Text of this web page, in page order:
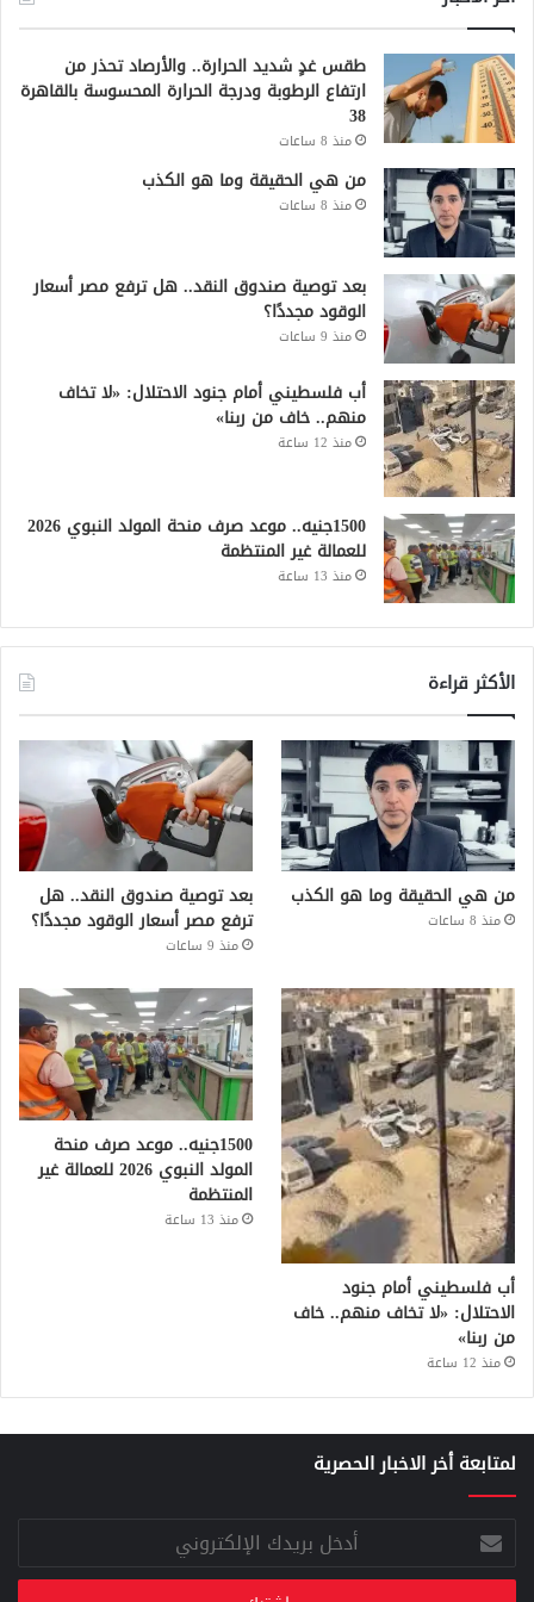
طقس غدٍ شديد الحرارة.. والأرصاد تحذر من
ارتفاع الرطوبة ودرجة الحرارة المحسوسة بالقاهرة
38
منذ 8 ساعات
من هي الحقيقة وما هو الكذب
منذ 8 ساعات
بعد توصية صندوق النقد.. هل ترفع مصر أسعار
الوقود مجددًا؟
منذ 9 ساعات
أب فلسطيني أمام جنود الاحتلال: «لا تخاف
منهم.. خاف من ربنا»
منذ 12 ساعة
1500جنيه.. موعد صرف منحة المولد النبوي 2026
للعمالة غير المنتظمة
منذ 13 ساعة
الأكثر قراءة
من هي الحقيقة وما هو الكذب
منذ 8 ساعات
بعد توصية صندوق النقد.. هل
ترفع مصر أسعار الوقود مجددًا؟
منذ 9 ساعات
أب فلسطيني أمام جنود
الاحتلال: «لا تخاف منهم.. خاف
من ربنا»
منذ 12 ساعة
1500جنيه.. موعد صرف منحة
المولد النبوي 2026 للعمالة غير
المنتظمة
منذ 13 ساعة
لمتابعة أخر الاخبار الحصرية
أدخل
بريدك
الإلكتروني